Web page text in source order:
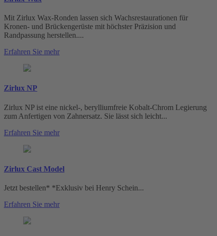
Mit Zirlux Wax-Ronden lassen sich Wachsrestaurationen für
Kronen- und Brückengerüste mit höchster Präzision und
Randpassung herstellen....
Erfahren Sie mehr
Zirlux NP
Zirlux NP ist eine nickel-, berylliumfreie Kobalt-Chrom Legierung
zum Anfertigen von Zahnersatz. Sie lässt sich leicht...
Erfahren Sie mehr
Zirlux Cast Model
Jetzt bestellen* *Exklusiv bei Henry Schein...
Erfahren Sie mehr